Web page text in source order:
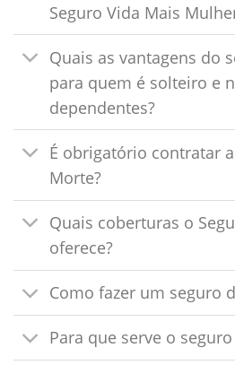
Seguro Vida Mais
Quais as vantagens do
para quem é solteiro e
dependentes?
É obrigatório contratar
Morte?
Quais coberturas o
oferece?
Como fazer um seguro
Para que serve o